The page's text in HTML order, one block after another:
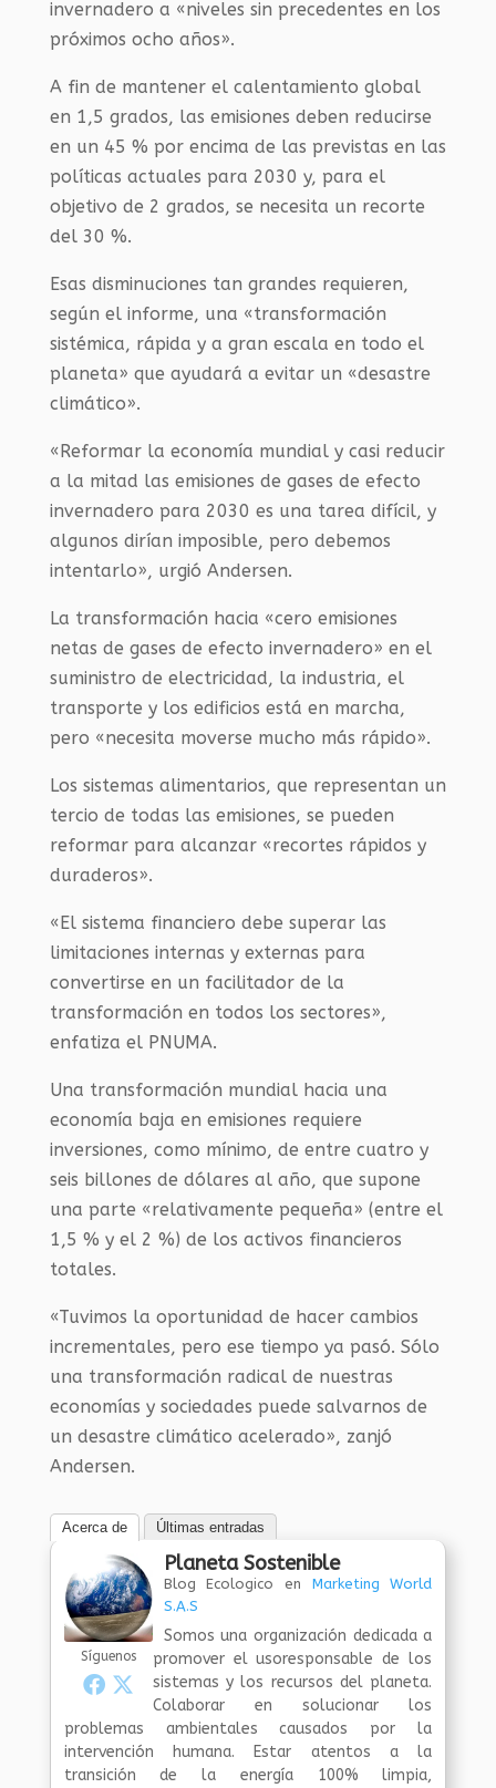
invernadero a «niveles sin precedentes en los
próximos ocho años».
A fin de mantener el calentamiento global
en 1,5 grados, las emisiones deben reducirse
en un 45 % por encima de las previstas en las
políticas actuales para 2030 y, para el
objetivo de 2 grados, se necesita un recorte
del 30 %.
Esas disminuciones tan grandes requieren,
según el informe, una «transformación
sistémica, rápida y a gran escala en todo el
planeta» que ayudará a evitar un «desastre
climático».
«Reformar la economía mundial y casi reducir
a la mitad las emisiones de gases de efecto
invernadero para 2030 es una tarea difícil, y
algunos dirían imposible, pero debemos
intentarlo», urgió Andersen.
La transformación hacia «cero emisiones
netas de gases de efecto invernadero» en el
suministro de electricidad, la industria, el
transporte y los edificios está en marcha,
pero «necesita moverse mucho más rápido».
Los sistemas alimentarios, que representan un
tercio de todas las emisiones, se pueden
reformar para alcanzar «recortes rápidos y
duraderos».
«El sistema financiero debe superar las
limitaciones internas y externas para
convertirse en un facilitador de la
transformación en todos los sectores»,
enfatiza el PNUMA.
Una transformación mundial hacia una
economía baja en emisiones requiere
inversiones, como mínimo, de entre cuatro y
seis billones de dólares al año, que supone
una parte «relativamente pequeña» (entre el
1,5 % y el 2 %) de los activos financieros
totales.
«Tuvimos la oportunidad de hacer cambios
incrementales, pero ese tiempo ya pasó. Sólo
una transformación radical de nuestras
economías y sociedades puede salvarnos de
un desastre climático acelerado», zanjó
Andersen.
Acerca de Últimas entradas
Síguenos
Planeta Sostenible
Blog Ecologico en Marketing World
S.A.S
Somos una organización dedicada a
promover el usoresponsable de los
sistemas y los recursos del planeta.
Colaborar en solucionar los
problemas ambientales causados por la
intervención humana. Estar atentos a la
transición de la energía 100% limpia,